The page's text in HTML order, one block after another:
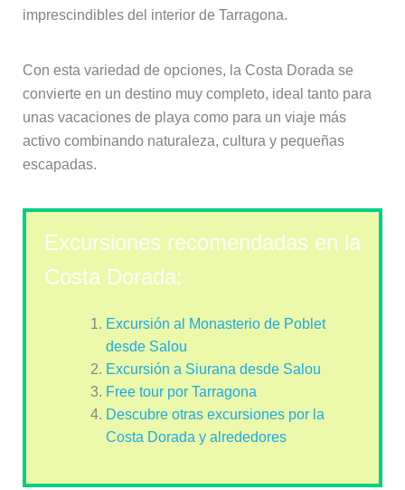
imprescindibles del interior de Tarragona.
Con esta variedad de opciones, la Costa Dorada se
convierte en un destino muy completo, ideal tanto para
unas vacaciones de playa como para un viaje más
activo combinando naturaleza, cultura y pequeñas
escapadas.
Excursiones recomendadas en la
Costa Dorada:
Excursión al Monasterio de Poblet
desde Salou
Excursión a Siurana desde Salou
Free tour por Tarragona
Descubre otras excursiones por la
Costa Dorada y alrededores